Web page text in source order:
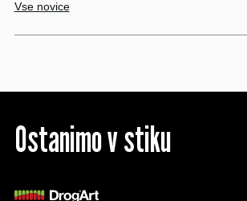
Vse novice
Ostanimo v stiku